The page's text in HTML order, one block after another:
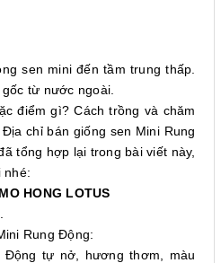
sen mini đến tầm trung thấp.
từ nước ngoài.
điểm gì? Cách trồng và chăm
chỉ bán giống sen Mini Rung
tổng hợp lại trong bài viết này,
nhé:
HONG LOTUS
Rung Động:
Động tự nở, hương thơm, màu